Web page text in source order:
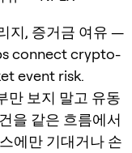
지, 증거금 여유 —
connect crypto-
event risk.
만 보지 말고 유동
을 같은 흐름에서
에만 기대거나 손